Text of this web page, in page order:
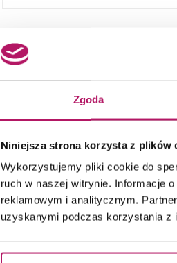
Zgoda
Niniejsza strona korzysta z plików
Wykorzystujemy pliki cookie do
ruch w naszej witrynie. Informacje
reklamowym i analitycznym.
uzyskanymi podczas korzystania z
DANE